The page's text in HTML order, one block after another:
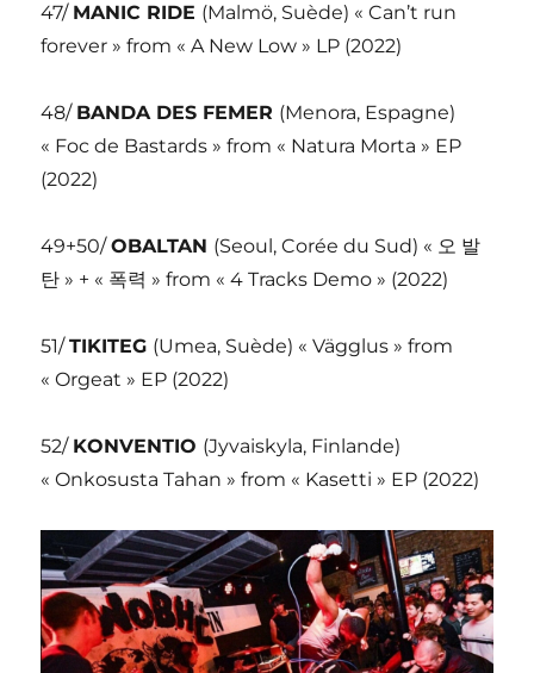
47/ MANIC RIDE (Malmö, Suède) « Can’t run
forever » from « A New Low » LP (2022)
48/ BANDA DES FEMER (Menora, Espagne)
« Foc de Bastards » from « Natura Morta » EP
(2022)
49+50/OBALTAN (Seoul, Corée du Sud) « 오 발
탄 » + « 폭력 » from « 4 Tracks Demo » (2022)
51/TIKITEG (Umea, Suède) « Vägglus » from
« Orgeat » EP (2022)
52/ KONVENTIO (Jyvaiskyla, Finlande)
« Onkosusta Tahan » from « Kasetti » EP (2022)